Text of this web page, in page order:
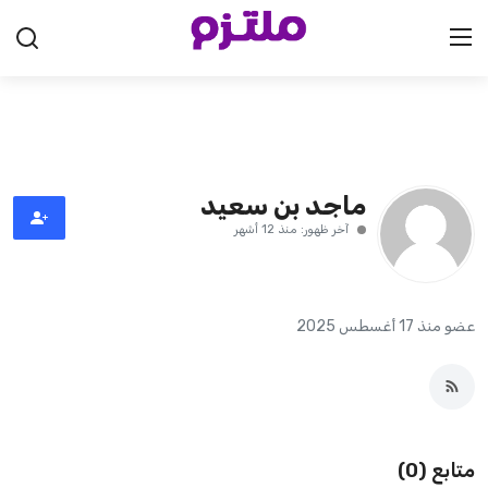
السعودية
الإمارات
سلطنة عمان
ماجد بن سعيد
آخر ظهور: منذ 12 أشهر
عضو منذ 17 أغسطس 2025
متابع (0)